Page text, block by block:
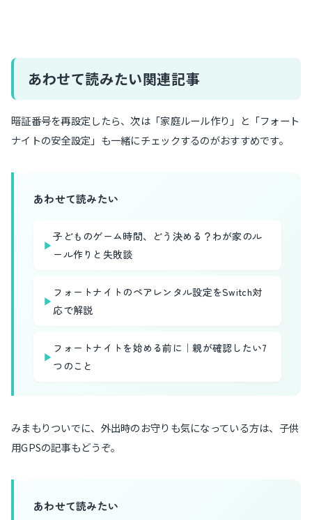
あわせて読みたい関連記事
暗証番号を再設定したら、次は「家庭ルール作り」と「フォート
ナイトの安全設定」も一緒にチェックするのがおすすめです。
あわせて読みたい
▶
子どものゲーム時間、どう決める？わが家のル
ール作りと失敗談
▶
フォートナイトのペアレンタル設定をSwitch対
応で解説
▶
フォートナイトを始める前に｜親が確認したい7
つのこと
みまもりついでに、外出時のお守りも気になっている方は、子供
用GPSの記事もどうぞ。
あわせて読みたい